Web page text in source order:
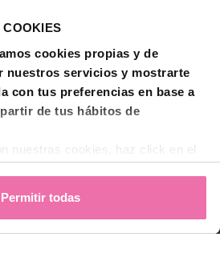
COOKIES
cookies propias y de
nuestros servicios y mostrarte
con tus preferencias en base a
de tus hábitos de
nuestras cookies, haz click en el
Permitir todas
Sobre BTI
Institute
Investigación
Contactar